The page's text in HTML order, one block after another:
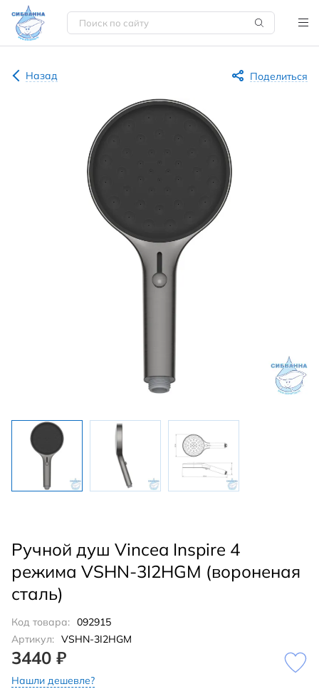
Назад Поделиться
Ручной душ Vincea Inspire 4
режима VSHN-3I2HGM (вороненая
сталь)
Код товара: 092915
Артикул: VSHN-3I2HGM
3440 ₽
Нашли дешевле?